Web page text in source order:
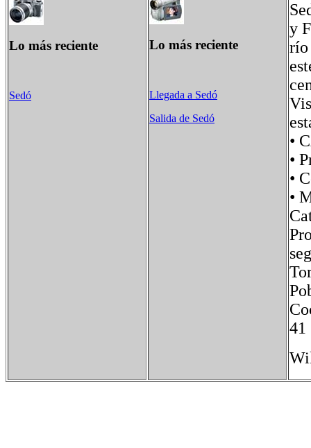
Lo más reciente
Sedó
Lo más reciente
Llegada a Sedó
Salida de Sedó
y
río
•
•
•
•
41